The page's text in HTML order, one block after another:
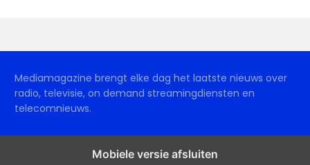
Mediamagazine brengt elke dag het laatste nieuws over
radio, televisie, on demand streamingdiensten en
telecomnieuws.
Mobiele versie afsluiten